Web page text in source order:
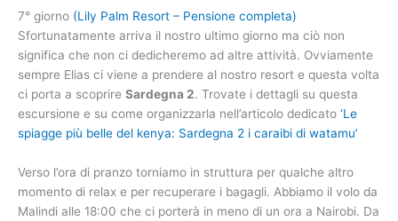
7° giorno (Lily Palm Resort – Pensione completa)
Sfortunatamente arriva il nostro ultimo giorno ma ciò non
significa che non ci dedicheremo ad altre attività. Ovviamente
sempre Elias ci viene a prendere al nostro resort e questa volta
ci porta a scoprire Sardegna 2. Trovate i dettagli su questa
escursione e su come organizzarla nell’articolo dedicato ‘Le
spiagge più belle del kenya: Sardegna 2 i caraibi di watamu’
Verso l’ora di pranzo torniamo in struttura per qualche altro
momento di relax e per recuperare i bagagli. Abbiamo il volo da
Malindi alle 18:00 che ci porterà in meno di un ora a Nairobi. Da